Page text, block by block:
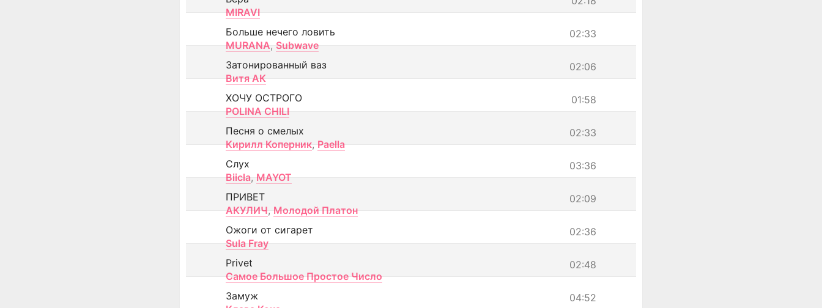
MIRAVI
02:33
Больше нечего ловить
MURANA, Subwave
02:06
Затонированный ваз
Витя АК
01:58
ХОЧУ ОСТРОГО
POLINA CHILI
02:33
Песня о смелых
Кирилл Коперник, Paella
03:36
Слух
Biicla, MAYOT
02:09
ПРИВЕТ
АКУЛИЧ, Молодой Платон
02:36
Ожоги от сигарет
Sula Fray
02:48
Privet
Самое Большое Простое Число
04:52
Замуж